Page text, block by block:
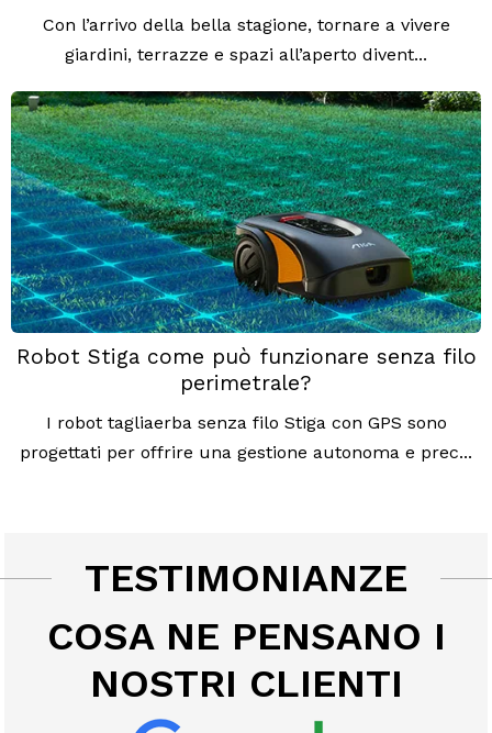
Con l’arrivo della bella stagione, tornare a vivere
giardini, terrazze e spazi all’aperto divent...
Robot Stiga come può funzionare senza filo
perimetrale?
I robot tagliaerba senza filo Stiga con GPS sono
progettati per offrire una gestione autonoma e prec...
TESTIMONIANZE
COSA NE PENSANO I
NOSTRI CLIENTI